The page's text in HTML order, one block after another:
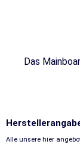
Das
Alle unsere hier